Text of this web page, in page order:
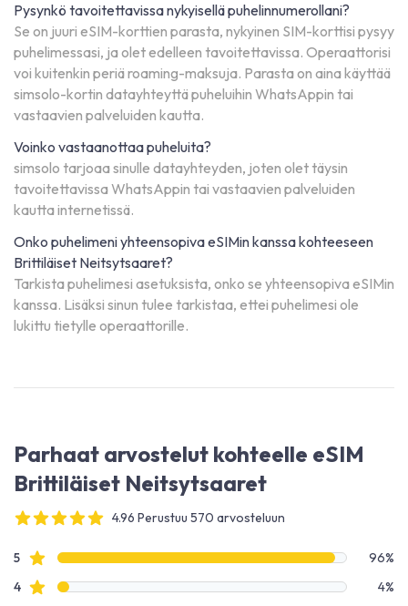
Pysynkö tavoitettavissa nykyisellä puhelinnumerollani?
Se on juuri eSIM-korttien parasta, nykyinen SIM-korttisi pysyy
puhelimessasi, ja olet edelleen tavoitettavissa. Operaattorisi
voi kuitenkin periä roaming-maksuja. Parasta on aina käyttää
simsolo-kortin datayhteyttä puheluihin WhatsAppin tai
vastaavien palveluiden kautta.
Voinko vastaanottaa puheluita?
simsolo tarjoaa sinulle datayhteyden, joten olet täysin
tavoitettavissa WhatsAppin tai vastaavien palveluiden
kautta internetissä.
Onko puhelimeni yhteensopiva eSIMin kanssa kohteeseen
Brittiläiset Neitsytsaaret?
Tarkista puhelimesi asetuksista, onko se yhteensopiva eSIMin
kanssa. Lisäksi sinun tulee tarkistaa, ettei puhelimesi ole
lukittu tietylle operaattorille.
Parhaat arvostelut kohteelle eSIM
Brittiläiset Neitsytsaaret
4.96 Perustuu 570 arvosteluun
Arvostelutiedot
5Tähtiarvostelut
96%
4Tähtiarvostelut
4%